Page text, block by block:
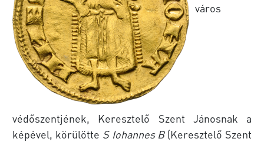
város
védőszentjének, Keresztelő Szent Jánosnak a
képével, körülötte S Iohannes B(Keresztelő Szent